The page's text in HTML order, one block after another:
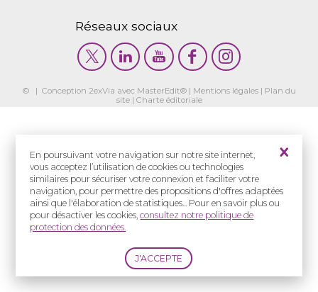
En poursuivant votre navigation sur notre site internet,
vous acceptez l’utilisation de cookies ou technologies
similaires pour sécuriser votre connexion et faciliter votre
navigation, pour permettre des propositions d'offres adaptées
ainsi que l'élaboration de statistiques... Pour en savoir plus ou
pour désactiver les cookies,consultez notre politique de
protection des données.
Réseaux sociaux
© | Conception 2exVia avec MasterEdit® | Mentions légales| Plan du
site| Charte éditoriale